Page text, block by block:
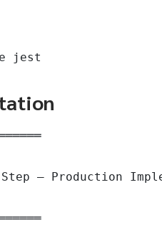
jest
— Production